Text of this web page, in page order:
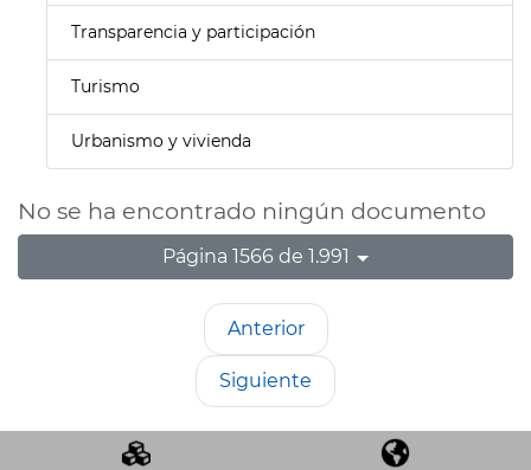
Transparencia y participación
Turismo
Urbanismo y vivienda
No se ha encontrado ningún documento
Página 1566 de 1.991
Anterior
Siguiente